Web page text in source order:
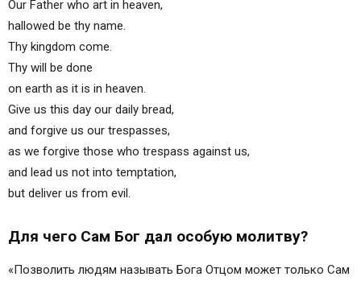
Our Father who art in heaven,
hallowed be thy name.
Thy kingdom come.
Thy will be done
on earth as it is in heaven.
Give us this day our daily bread,
and forgive us our trespasses,
as we forgive those who trespass against us,
and lead us not into temptation,
but deliver us from evil.
Для чего Сам Бог дал особую молитву?
«Позволить людям называть Бога Отцом может только Сам